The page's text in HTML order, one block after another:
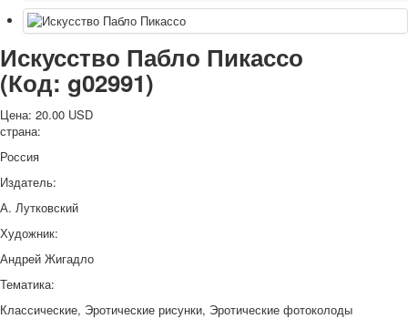
Искусство Пабло Пикассо
(Код: g02991)
Цена: 20.00 USD
страна:
Россия
Издатель:
А. Лутковский
Художник:
Андрей Жигадло
Тематика:
Классические, Эротические рисунки, Эротические фотоколоды